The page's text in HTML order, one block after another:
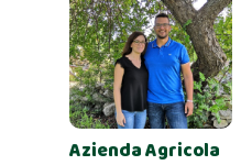
Azienda Agricola